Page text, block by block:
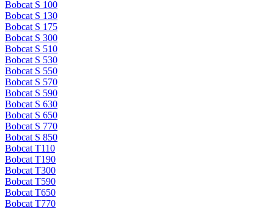
Bobcat S 100
Bobcat S 130
Bobcat S 175
Bobcat S 300
Bobcat S 510
Bobcat S 530
Bobcat S 550
Bobcat S 570
Bobcat S 590
Bobcat S 630
Bobcat S 650
Bobcat S 770
Bobcat S 850
Bobcat T110
Bobcat T190
Bobcat T300
Bobcat T590
Bobcat T650
Bobcat T770